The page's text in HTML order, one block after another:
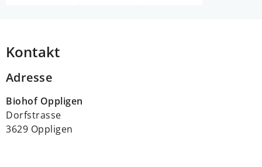
Kontakt
Adresse
Biohof Oppligen
Dorfstrasse
3629 Oppligen